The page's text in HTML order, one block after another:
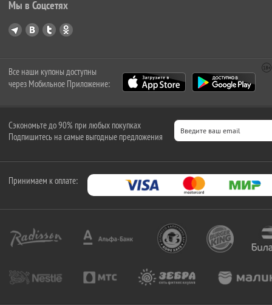
Мы в Соцсетях
Все наши купоны доступны
через Мобильное Приложение:
Сэкономьте до 90% при любых покупках
Подпишитесь на самые выгодные предложения
Принимаем к оплате: